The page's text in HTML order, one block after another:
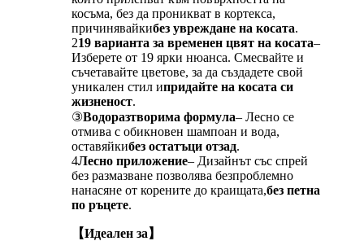
косъма, без да проникват в кортекса,
причинявайкибез увреждане на косата.
219 варианта за временен цвят на косата–
Изберете от 19 ярки нюанса. Смесвайте и
съчетавайте цветове, за да създадете свой
уникален стил ипридайте на косата си
жизненост.
③Водоразтворима формула– Лесно се
отмива с обикновен шампоан и вода,
оставяйкибез остатъци отзад.
4Лесно приложение– Дизайнът със спрей
без размазване позволява безпроблемно
нанасяне от корените до краищата,без петна
по ръцете.
【Идеален за】